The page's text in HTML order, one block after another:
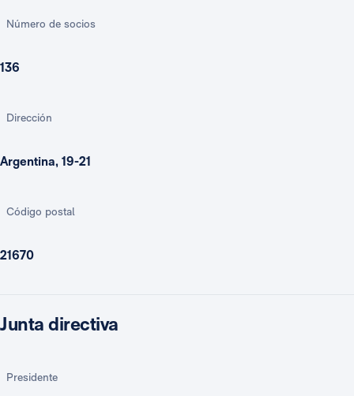
Número de socios
136
Dirección
Argentina, 19-21
Código postal
21670
Junta directiva
Presidente